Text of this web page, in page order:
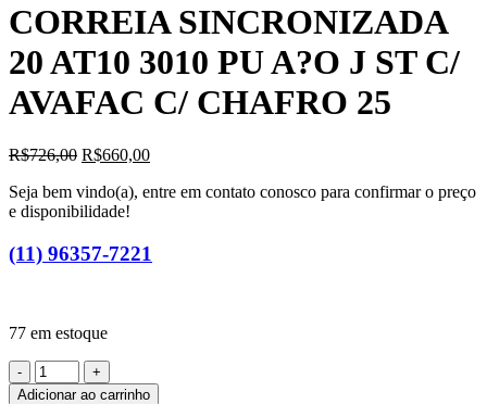
CORREIA SINCRONIZADA
20 AT10 3010 PU A?O J ST C/
AVAFAC C/ CHAFRO 25
R$726,00 R$660,00
Seja bem vindo(a), entre em contato conosco para confirmar o preço
e disponibilidade!
(11) 96357-7221
77 em estoque
Adicionar ao carrinho